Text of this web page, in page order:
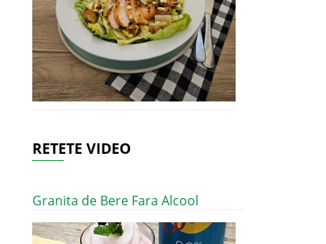
RETETE VIDEO
Granita de Bere Fara Alcool